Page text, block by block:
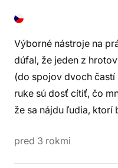
Výborné nástroje na
dúfal, že jeden z
(do spojov dvoch častí
ruke sú dosť cítiť, čo
že sa nájdu ľudia, ktorí
pred 3 rokmi